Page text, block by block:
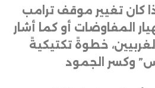
كان تغيير موقف ترامب
المفاوضات أو كما أشار
خطوةً تكتيكيةً
وكسر الجمود